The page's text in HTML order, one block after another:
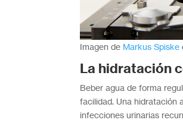
Imagen de Markus Spiske
La hidratación
Beber agua de forma
facilidad. Una hidratación
infecciones urinarias